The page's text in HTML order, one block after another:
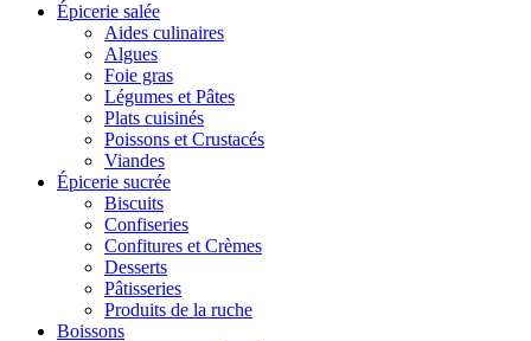
Épicerie salée
Aides culinaires
Algues
Foie gras
Légumes et Pâtes
Plats cuisinés
Poissons et Crustacés
Viandes
Épicerie sucrée
Biscuits
Confiseries
Confitures et Crèmes
Desserts
Pâtisseries
Produits de la ruche
Boissons